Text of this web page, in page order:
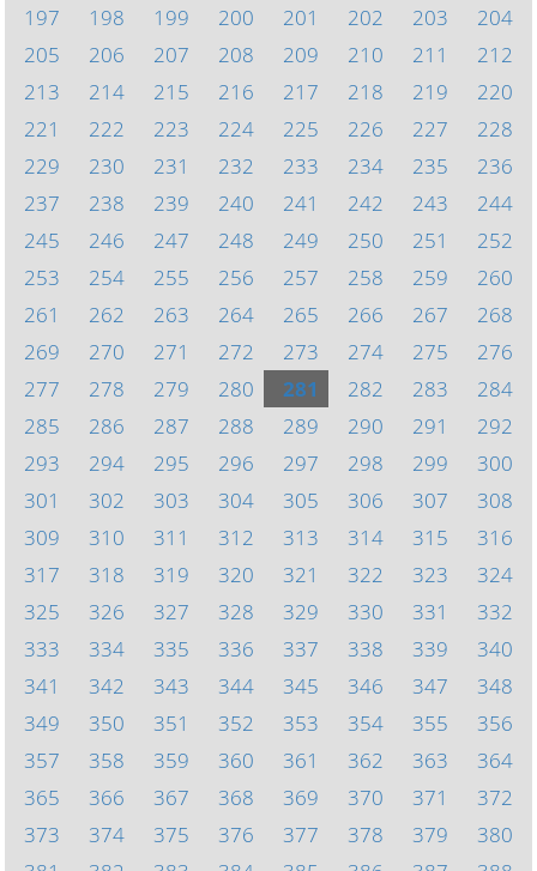
197
198 199 200 201 202 203
204
205
206 207 208 209 210 211
212
213
214 215 216 217 218 219
220
221
222 223 224 225 226 227
228
229
230 231 232 233 234 235
236
237
238 239 240 241 242 243
244
245
246 247 248 249 250 251
252
253
254 255 256 257 258 259
260
261
262 263 264 265 266 267
268
269
270 271 272 273 274 275
276
277
278 279 280 281 282 283
284
285
286 287 288 289 290 291
292
293
294 295 296 297 298 299
300
301
302 303 304 305 306 307
308
309
310 311 312 313 314 315
316
317
318 319 320 321 322 323
324
325
326 327 328 329 330 331
332
333
334 335 336 337 338 339
340
341
342 343 344 345 346 347
348
349
350 351 352 353 354 355
356
357
358 359 360 361 362 363
364
365
366 367 368 369 370 371
372
373
374 375 376 377 378 379
380